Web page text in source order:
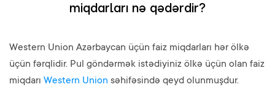
miqdarları nə qədərdir?
Western Union Azərbaycan üçün faiz miqdarları hər ölkə
üçün fərqlidir. Pul göndərmək istədiyiniz ölkə üçün olan faiz
miqdarı Western Union səhifəsində qeyd olunmuşdur.